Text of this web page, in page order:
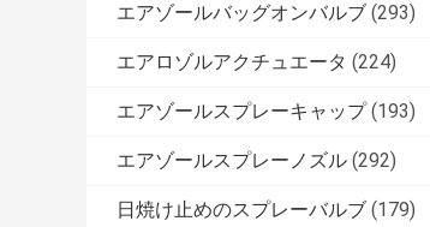
エアゾールバッグオンバルブ (293)
エアロゾルアクチュエータ (224)
エアゾールスプレーキャップ (193)
エアゾールスプレーノズル (292)
日焼け止めのスプレーバルブ (179)